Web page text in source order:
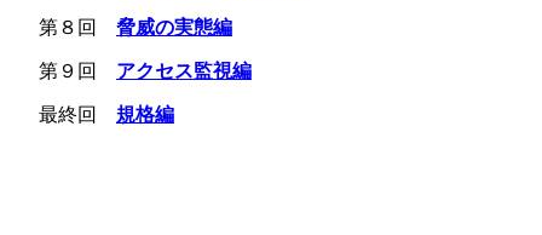
第８回 脅威の実態編
第９回 アクセス監視編
最終回 規格編